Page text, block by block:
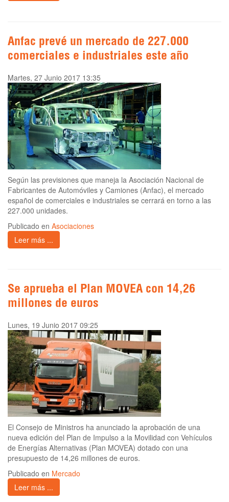
Anfac prevé un mercado de 227.000
comerciales e industriales este año
Martes, 27 Junio 2017 13:35
Según las previsiones que maneja la Asociación Nacional de
Fabricantes de Automóviles y Camiones (Anfac), el mercado
español de comerciales e industriales se cerrará en torno a las
227.000 unidades.
Publicado en Asociaciones
Leer más ...
Se aprueba el Plan MOVEA con 14,26
millones de euros
Lunes, 19 Junio 2017 09:25
El Consejo de Ministros ha anunciado la aprobación de una
nueva edición del Plan de Impulso a la Movilidad con Vehículos
de Energías Alternativas (Plan MOVEA) dotado con una
presupuesto de 14,26 millones de euros.
Publicado en Mercado
Leer más ...